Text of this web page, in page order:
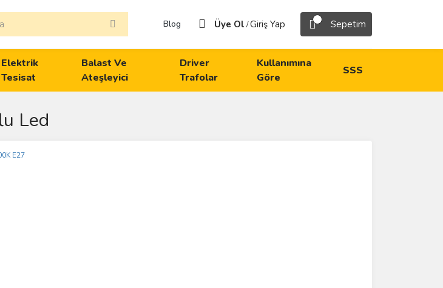
Blog Üye Ol /Giriş Yap Sepetim
Elektrik
Tesisat
Balast Ve
Ateşleyici
Driver
Trafolar
Kullanımına
Göre
SSS
Led